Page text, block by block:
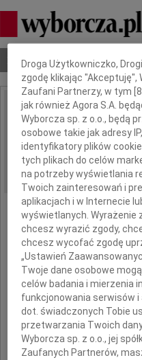
Nekrologi Odeszli
IMIĘ I NAZWISKO:
REGION: Warszawa
DATA EMISJI: 08.10.2009
Dbamy o Twoją prywatność
Droga Użytkowniczko,
zgodę klikając "Akceptuję",
Zaufani Partnerzy, w tym [
jak również Agora S.A.
Wyborcza sp. z o.o., będą
osobowe takie jak adresy
identyfikatory plików
tych plikach do celów
na potrzeby wyświetlania
Twoich zainteresowań i
aplikacjach i w Internecie
wyświetlanych. Wyrażenie
chcesz wyrazić zgody,
chcesz wycofać zgodę
„Ustawień
Twoje dane osobowe
celów badania i mierzenia
funkcjonowania serwisów i
dot. świadczonych Tobie
przetwarzania Twoich
Wyborcza sp. z o.o., jej
Zaufanych Partnerów,